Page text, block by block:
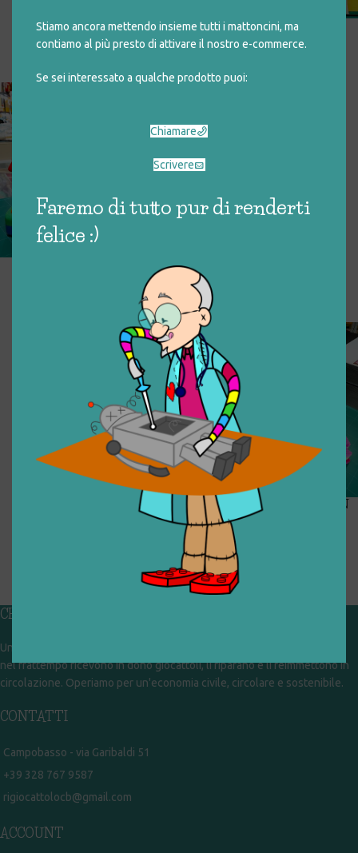
Stiamo ancora mettendo insieme tutti i mattoncini, ma
contiamo al più presto di attivare il nostro e-commerce.
Se sei interessato a qualche prodotto puoi:
Chiamare
Scrivere
Faremo di tutto pur di renderti
felice :)
LABORATORIO NUMERI E
PRIME OPERAZIONI
CONTAPUZZLE
TAPPETINO IN GOMMA CON
NUMERI
3 4 →
CHI SIAMO
Un gruppo di volontari che sognano di diventare un centro del riuso e
nel frattempo ricevono in dono giocattoli, li riparano e li reimmettono in
circolazione. Operiamo per un'economia civile, circolare e sostenibile.
CONTATTI
Campobasso - via Garibaldi 51
+39 328 767 9587
rigiocattolocb@gmail.com
ACCOUNT